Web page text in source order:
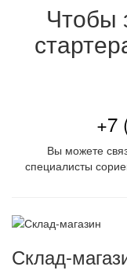
Чтобы
+7
Вы можете
специалисты
Склад-